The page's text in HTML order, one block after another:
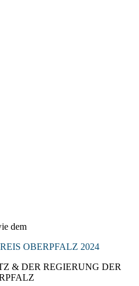
dem
OBERPFALZ 2024
& DER REGIERUNG DER